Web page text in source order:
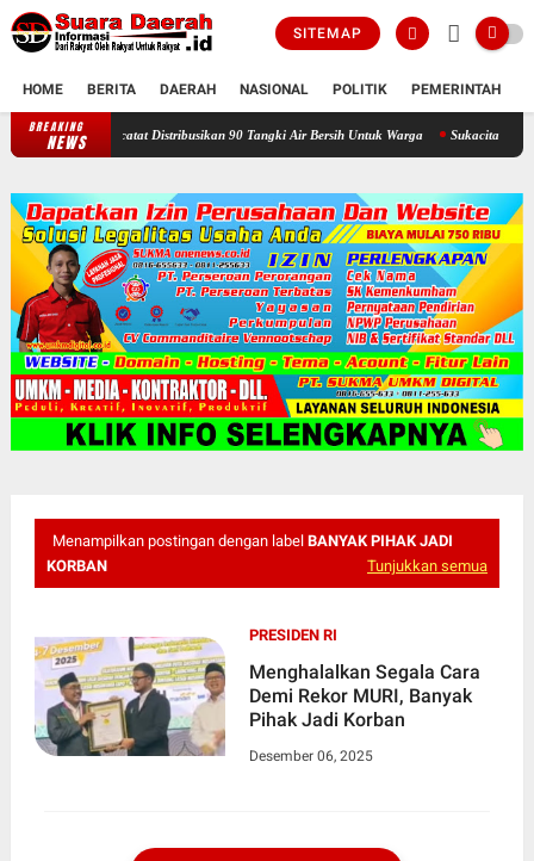
SITEMAP
HOME BERITA DAERAH NASIONAL POLITIK PEMERINTAH
BREAKING
NEWS Selama Kemarau : Posko Relawan Ganefo Tangen Mencatat
Menampilkan postingan dengan label BANYAK PIHAK JADI
KORBAN
Tunjukkan semua
PRESIDEN RI
Menghalalkan Segala Cara
Demi Rekor MURI, Banyak
Pihak Jadi Korban
Desember 06, 2025